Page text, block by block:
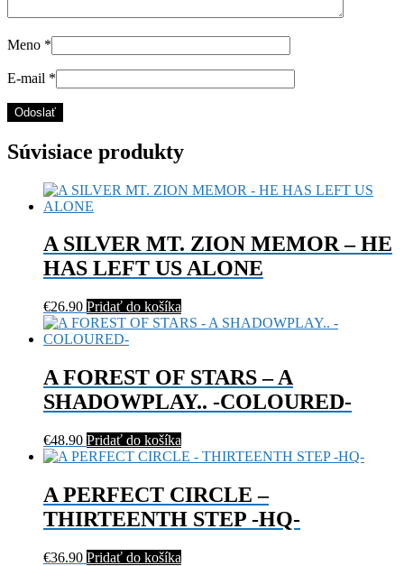
Meno *
E-mail *
Súvisiace produkty
A SILVER MT. ZION MEMOR – HE
HAS LEFT US ALONE
€26.90 Pridať do košíka
A FOREST OF STARS – A
SHADOWPLAY.. -COLOURED-
€48.90 Pridať do košíka
A PERFECT CIRCLE –
THIRTEENTH STEP -HQ-
€36.90 Pridať do košíka